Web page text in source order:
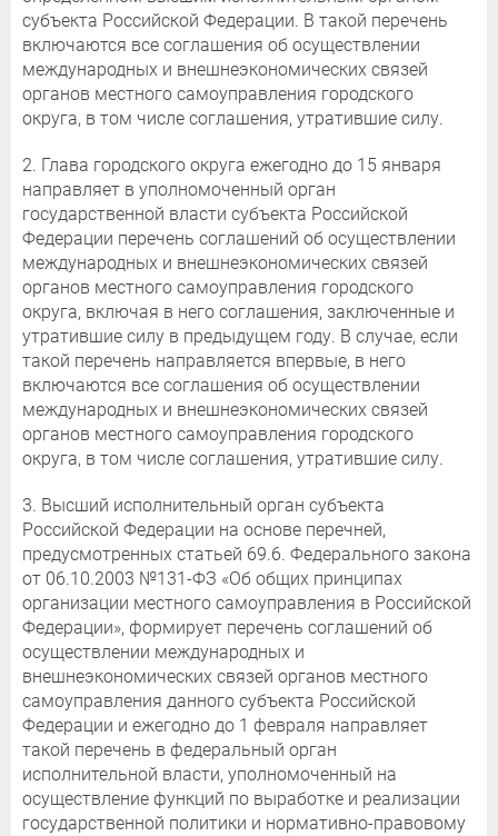
субъекта Российской Федерации. В такой перечень
включаются все соглашения об осуществлении
международных и внешнеэкономических связей
органов местного самоуправления городского
округа, в том числе соглашения, утратившие силу.
2. Глава городского округа ежегодно до 15 января
направляет в уполномоченный орган
государственной власти субъекта Российской
Федерации перечень соглашений об осуществлении
международных и внешнеэкономических связей
органов местного самоуправления городского
округа, включая в него соглашения, заключенные и
утратившие силу в предыдущем году. В случае, если
такой перечень направляется впервые, в него
включаются все соглашения об осуществлении
международных и внешнеэкономических связей
органов местного самоуправления городского
округа, в том числе соглашения, утратившие силу.
3. Высший исполнительный орган субъекта
Российской Федерации на основе перечней,
предусмотренных статьей 69.6. Федерального закона
от 06.10.2003 №131-ФЗ «Об общих принципах
организации местного самоуправления в Российской
Федерации», формирует перечень соглашений об
осуществлении международных и
внешнеэкономических связей органов местного
самоуправления данного субъекта Российской
Федерации и ежегодно до 1 февраля направляет
такой перечень в федеральный орган
исполнительной власти, уполномоченный на
осуществление функций по выработке и реализации
государственной политики и нормативно-правовому